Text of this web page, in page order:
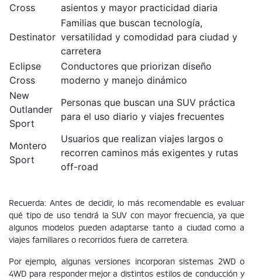
Cross
asientos y mayor practicidad diaria
Destinator
Familias que buscan tecnología,
versatilidad y comodidad para ciudad y
carretera
Eclipse
Cross
Conductores que priorizan diseño
moderno y manejo dinámico
New
Outlander
Sport
Personas que buscan una SUV práctica
para el uso diario y viajes frecuentes
Montero
Sport
Usuarios que realizan viajes largos o
recorren caminos más exigentes y rutas
off-road
Recuerda: Antes de decidir, lo más recomendable es evaluar
qué tipo de uso tendrá la SUV con mayor frecuencia, ya que
algunos modelos pueden adaptarse tanto a ciudad como a
viajes familiares o recorridos fuera de carretera.
Por ejemplo, algunas versiones incorporan sistemas 2WD o
4WD para responder mejor a distintos estilos de conducción y